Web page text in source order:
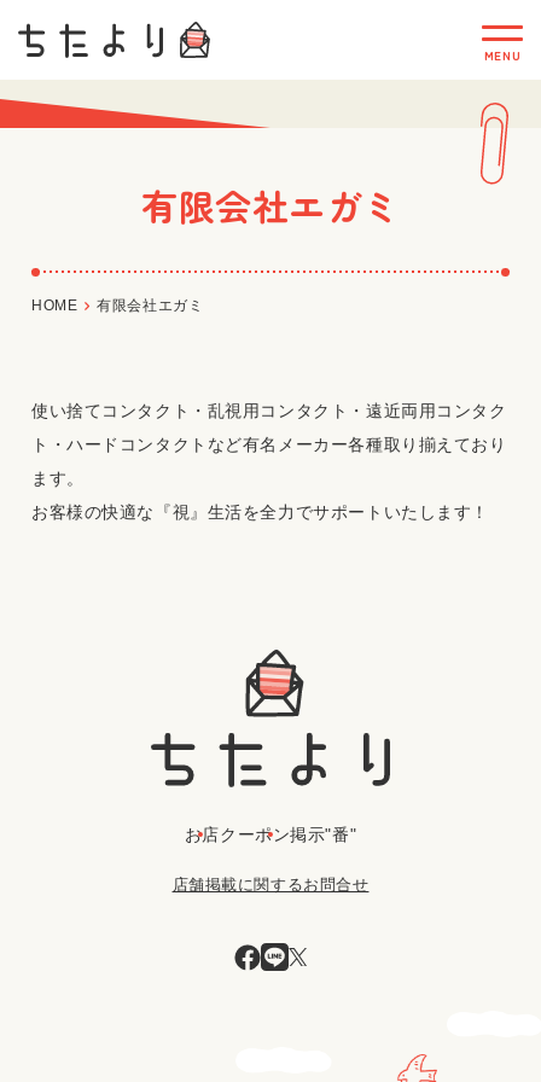
有限会社エガミ
HOME 有限会社エガミ
使い捨てコンタクト・乱視用コンタクト・遠近両用コンタク
ト・ハードコンタクトなど有名メーカー各種取り揃えており
ます。
お客様の快適な『視』生活を全力でサポートいたします！
お店クーポン掲示"番"
店舗掲載に関するお問合せ